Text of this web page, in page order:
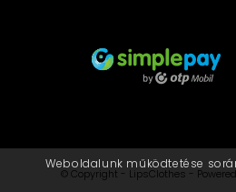
© Copyright - LipsClothes -
Weboldalunk működtetése